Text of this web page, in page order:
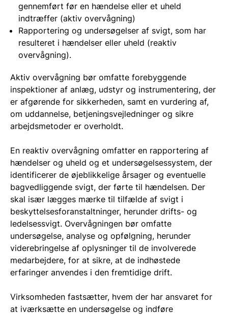
gennemført før en hændelse eller et uheld
indtræffer (aktiv overvågning)
Rapportering og undersøgelser af svigt, som har
resulteret i hændelser eller uheld (reaktiv
overvågning).
Aktiv overvågning bør omfatte forebyggende
inspektioner af anlæg, udstyr og instrumentering, der
er afgørende for sikkerheden, samt en vurdering af,
om uddannelse, betjeningsvejledninger og sikre
arbejdsmetoder er overholdt.
En reaktiv overvågning omfatter en rapportering af
hændelser og uheld og et undersøgelsessystem, der
identificerer de øjeblikkelige årsager og eventuelle
bagvedliggende svigt, der førte til hændelsen. Der
skal især lægges mærke til tilfælde af svigt i
beskyttelsesforanstaltninger, herunder drifts- og
ledelsessvigt. Overvågningen bør omfatte
undersøgelse, analyse og opfølgning, herunder
viderebringelse af oplysninger til de involverede
medarbejdere, for at sikre, at de indhøstede
erfaringer anvendes i den fremtidige drift.
Virksomheden fastsætter, hvem der har ansvaret for
at iværksætte en undersøgelse og indføre